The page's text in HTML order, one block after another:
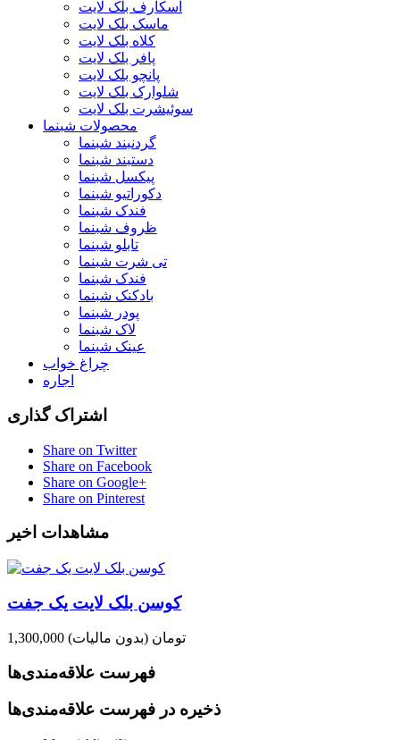
اسکارف بلک لایت
ماسک بلک لایت
کلاه بلک لایت
پافر بلک لایت
پانچو بلک لایت
شلوارک بلک لایت
سوئیشرت بلک لایت
محصولات شبنما
گردنبند شبنما
دستبند شبنما
پیکسل شبنما
دکوراتیو شبنما
فندک شبنما
ظروف شبنما
تابلو شبنما
تی شرت شبنما
فندک شبنما
بادکنک شبنما
پودر شبنما
لاک شبنما
عینک شبنما
چراغ خواب
اجاره
اشتراک گذاری
Share on Twitter
Share on Facebook
Share on Google+
Share on Pinterest
مشاهدات اخیر
کوسن بلک لایت یک جفت
1,300,000 تومان (بدون مالیات)
فهرست علاقه‌مندی‌ها
ذخیره در فهرست علاقه‌مندی‌ها